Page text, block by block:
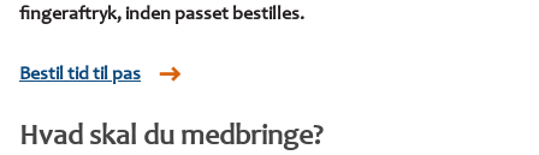
fingeraftryk, inden passet bestilles.
Bestil tid til pas
Hvad skal du medbringe?